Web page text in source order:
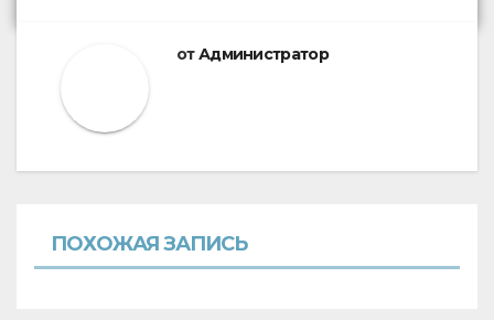
отАдминистратор
ПОХОЖАЯ ЗАПИСЬ